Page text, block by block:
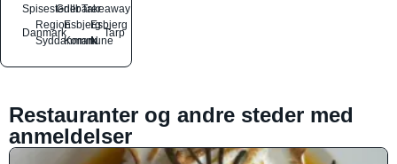
SpisestederGrillbarerTakeaway
Danmark
Region
Syddanmark
Esbjerg
Kommune
Esbjerg
N
Tarp
Restauranter og andre steder med
anmeldelser